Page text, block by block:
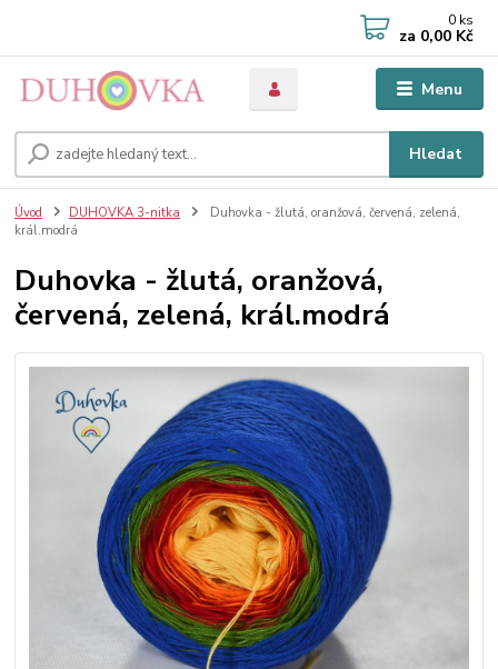
Menu
Hledat
0 ks
za 0,00 Kč
Úvod DUHOVKA 3-nitka
Duhovka - žlutá, oranžová, červená, zelená,
král.modrá
Duhovka - žlutá, oranžová,
červená, zelená, král.modrá